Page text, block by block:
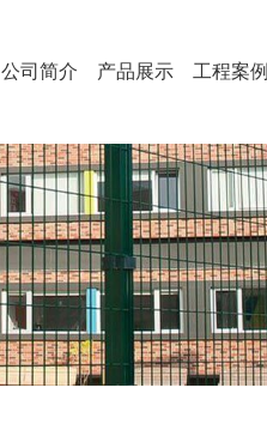
公司简介 产品展示 工程案例